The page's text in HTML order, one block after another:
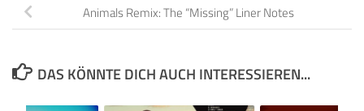
Animals Remix: The “Missing” Liner Notes
DAS KÖNNTE DICH AUCH INTERESSIEREN...